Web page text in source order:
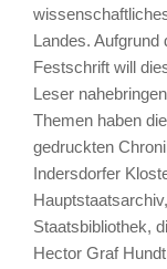
Landes. Aufgrund
Festschrift will
Leser
Themen haben
gedruckten
Indersdorfer
Staatsbibliothek,
Hector Graf